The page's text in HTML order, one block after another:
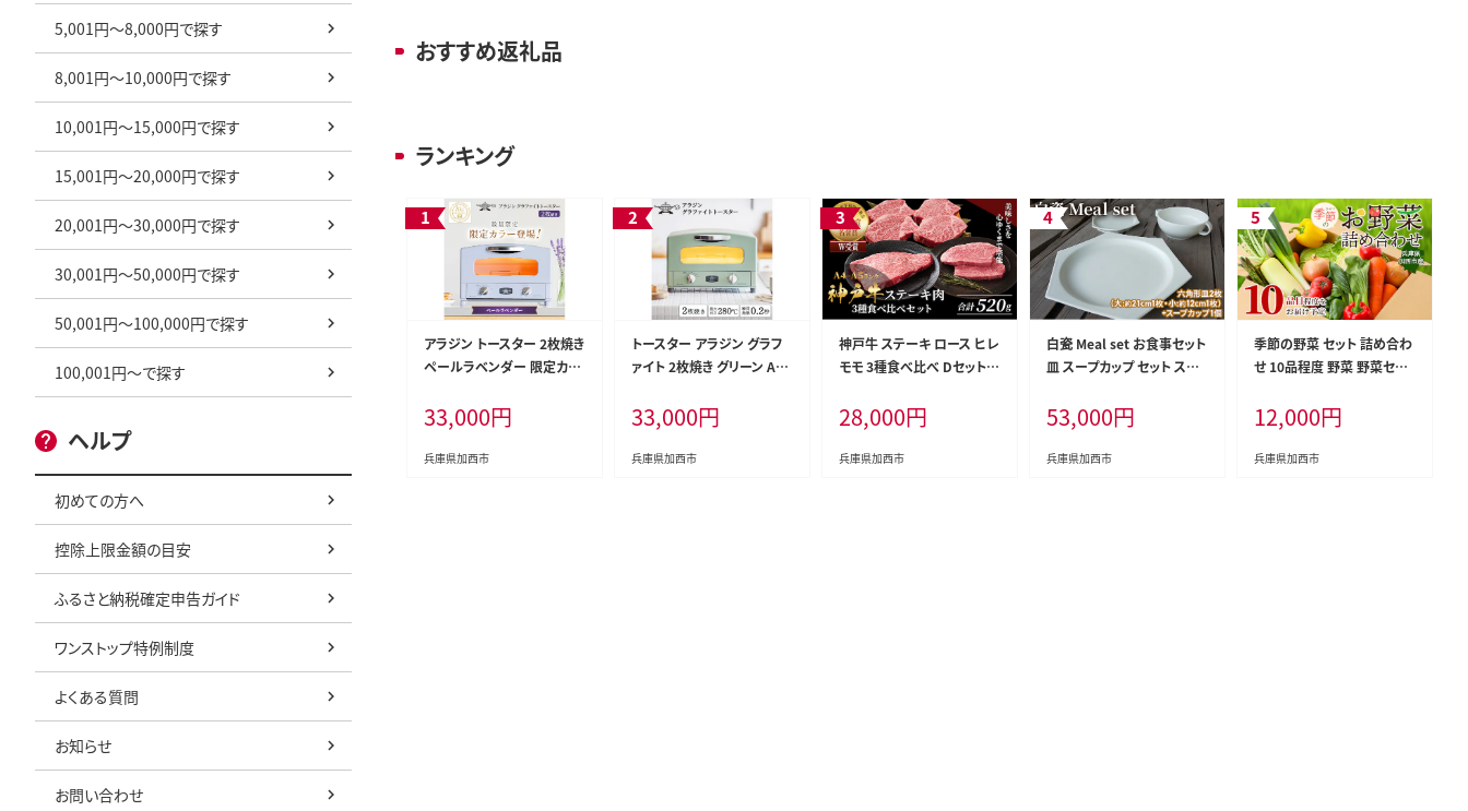
5,001円～8,000円で探す
8,001円～10,000円で探す
10,001円～15,000円で探す
15,001円～20,000円で探す
20,001円～30,000円で探す
30,001円～50,000円で探す
50,001円～100,000円で探す
100,001円～で探す
ヘルプ
初めての方へ
控除上限金額の目安
ふるさと納税確定申告ガイド
ワンストップ特例制度
よくある質問
お知らせ
お問い合わせ
おすすめ返礼品
ランキング
アラジン トースター 2枚焼き
ペールラベンダー 限定カラ
しゃれ インテリア キッチン
家電 調理 朝食 パン 調理家
電 キッチン家電 時短 お手入
33,000円
兵庫県加西市
トースター アラジン グラフ
ァイト 2枚焼き グリーン AET
インテリア キッチン 家電 兵
庫 加西市 朝食 食パン グラ
ファイトヒーター 速暖 パン
33,000円
兵庫県加西市
神戸牛 ステーキ ロース ヒレ
モモ 3種食べ比べ Dセット
牛肉 和牛 お肉 ステーキ肉
焼肉 焼き肉 黒毛和牛 福袋
冷凍
28,000円
兵庫県加西市
白瓷 Meal set お食事セット
皿 スープカップ セット スー
対応 陶芸 陶器 食器 カップ
53,000円
兵庫県加西市
季節の野菜 セット 詰め合わ
せ 10品程度 野菜 野菜セッ
野菜詰め合わせセット 新鮮
野菜 新鮮野菜詰め合わせ
新鮮 旬
12,000円
兵庫県加西市